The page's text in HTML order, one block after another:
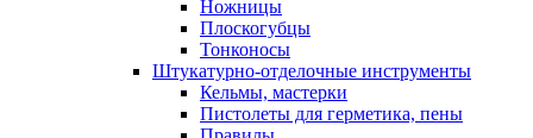
Ножницы
Плоскогубцы
Тонконосы
Штукатурно-отделочные инструменты
Кельмы, мастерки
Пистолеты для герметика, пены